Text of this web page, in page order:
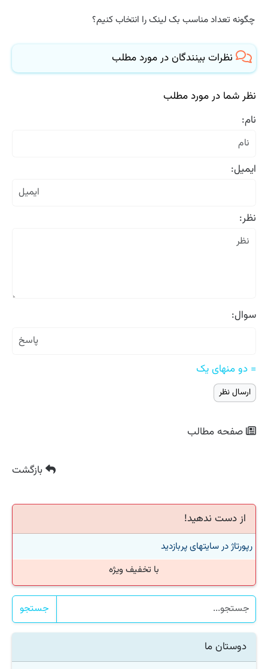
چگونه تعداد مناسب بک لینک را انتخاب کنیم؟
نظرات بینندگان در مورد مطلب
نظر شما در مورد مطلب
نام:
ایمیل:
نظر:
سوال:
= دو منهای یک
صفحه مطالب
بازگشت
از دست ندهید!
رپورتاژ در سایتهای پربازدید
با تخفیف ویژه
جستجو
دوستان ما